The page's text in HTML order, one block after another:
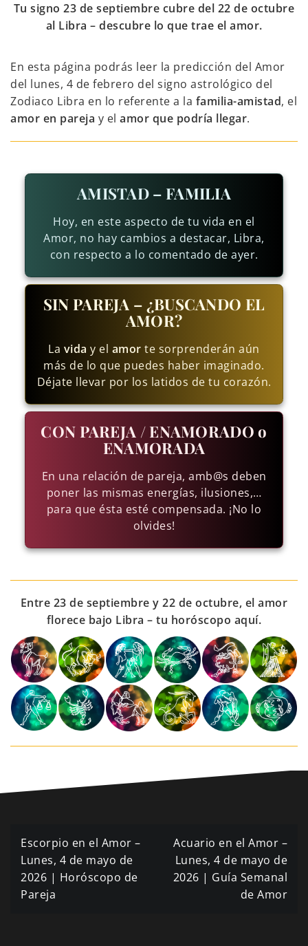
Tu signo 23 de septiembre cubre del 22 de octubre
al Libra – descubre lo que trae el amor.
En esta página podrás leer la predicción del Amor
del lunes, 4 de febrero del signo astrológico del
Zodiaco Libra en lo referente a la familia-amistad, el
amor en pareja y el amor que podría llegar.
AMISTAD – FAMILIA
Hoy, en este aspecto de tu vida en el
Amor, no hay cambios a destacar, Libra,
con respecto a lo comentado de ayer.
SIN PAREJA – ¿BUSCANDO EL
AMOR?
La vida y el amor te sorprenderán aún
más de lo que puedes haber imaginado.
Déjate llevar por los latidos de tu corazón.
CON PAREJA / ENAMORADO o
ENAMORADA
En una relación de pareja, amb@s deben
poner las mismas energías, ilusiones,…
para que ésta esté compensada. ¡No lo
olvides!
Entre 23 de septiembre y 22 de octubre, el amor
florece bajo Libra – tu horóscopo aquí.
Navegación
de
entradas
Escorpio en el Amor –
Lunes, 4 de mayo de
2026 | Horóscopo de
Pareja
Acuario en el Amor –
Lunes, 4 de mayo de
2026 | Guía Semanal
de Amor